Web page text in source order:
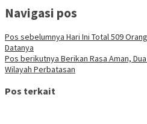
Navigasi pos
Pos sebelumnya Hari Ini Total 509
Datanya
Pos berikutnya Berikan Rasa Aman,
Wilayah Perbatasan
Pos terkait